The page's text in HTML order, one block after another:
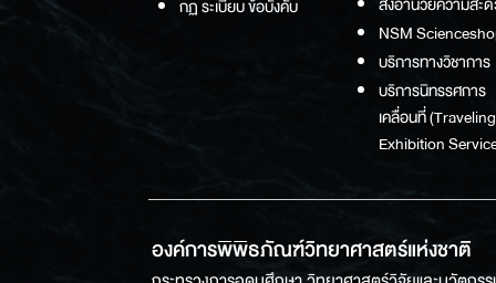
กฏ ระเบียบ ข้อบังคับ
NSM
บริการทางวิชาการ
บริการนิทรรศการ
เคลื่อนที่ (Traveling
Exhibition
องค์การพิพิธภัณฑ์วิทยาศาสตร์แห่งชาติ